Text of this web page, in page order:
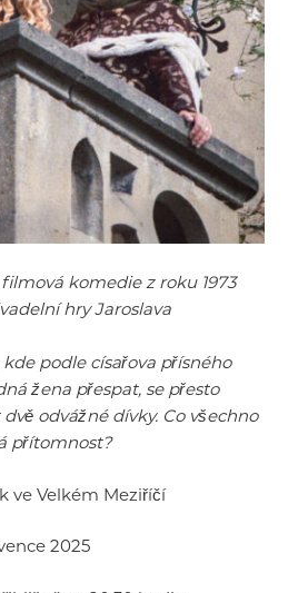
komedie z roku 1973
hry Jaroslava
podle císařova přísného
žena přespat, se přesto
odvážné dívky. Co všechno
přítomnost?
ve Velkém Meziříčí
2025